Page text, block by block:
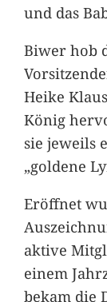
und das
Biwer hob
Heike
König
sie jeweils
„goldene
Eröffnet
aktive
einem
bekam die